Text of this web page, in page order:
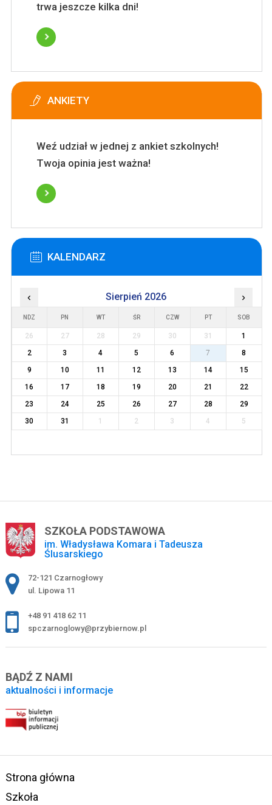
trwa jeszcze kilka dni!
ANKIETY
Weź udział w jednej z ankiet szkolnych!
Twoja opinia jest ważna!
KALENDARZ
‹ Sierpień 2026 ›
NDZ PN WT ŚR CZW PT SOB
26 27 28 29 30 31
1
2
3 4 5 6 7
8
9
10 11 12 13 14
15
16
17 18 19 20 21
22
23
24 25 26 27 28
29
30
31 1 2 3 4 5
SZKOŁA PODSTAWOWA
im. Władysława Komara i Tadeusza
Ślusarskiego
Adres pocztowy:
72-121 Czarnogłowy
ul. Lipowa 11
+48 91 418 62 11
spczarnoglowy@przybiernow.pl
BĄDŹ Z NAMI
aktualności i informacje
Strona główna
Szkoła